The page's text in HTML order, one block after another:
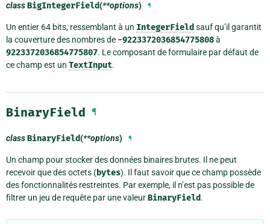
classBigIntegerField(**options) ¶
Un entier 64 bits, ressemblant à un IntegerFieldsauf qu’il garantit
la couverture des nombres de -9223372036854775808à
9223372036854775807. Le composant de formulaire par défaut de
ce champ est un TextInput.
BinaryField ¶
classBinaryField(**options) ¶
Un champ pour stocker des données binaires brutes. Il ne peut
recevoir que des octets (bytes). Il faut savoir que ce champ possède
des fonctionnalités restreintes. Par exemple, il n’est pas possible de
filtrer un jeu de requête par une valeurBinaryField.